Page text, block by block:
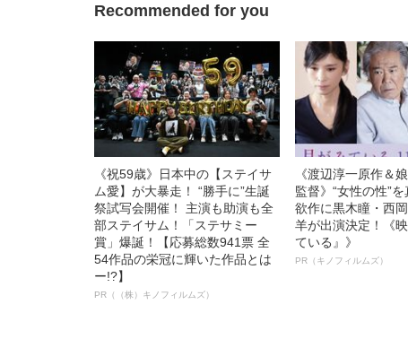
Recommended for you
《祝59歳》日本中の【ステイサ
ム愛】が大暴走！ “勝手に”生誕
祭試写会開催！ 主演も助演も全
部ステイサム！「ステサミー
賞」爆誕！【応募総数941票 全
54作品の栄冠に輝いた作品とは
ー!?】
PR（（株）キノフィルムズ）
《渡辺淳一原作＆
監督》“女性の性”
欲作に黒木瞳・西
羊が出演決定！《
ている』》
PR（キノフィルムズ）